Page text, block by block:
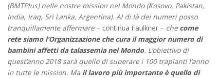
(BMTPlus) nelle nostre mission nel Mondo (Kosovo, Pakistan,
India, Iraq, Sri Lanka, Argentina). Al di là dei numeri posso
tranquillamente affermare – continua Faulkner – che come
rete siamo l’Organizzazione che cura il maggior numero di
bambini affetti da talassemia nel Mondo. L’obiettivo di
quest’anno 2018 sarà quello di superare i 100 trapianti l’anno
in tutte le mission. Ma il lavoro più importante è quello di